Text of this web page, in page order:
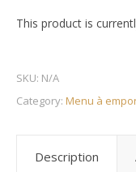
This product is
SKU: N/A
Category: Menu à
Description